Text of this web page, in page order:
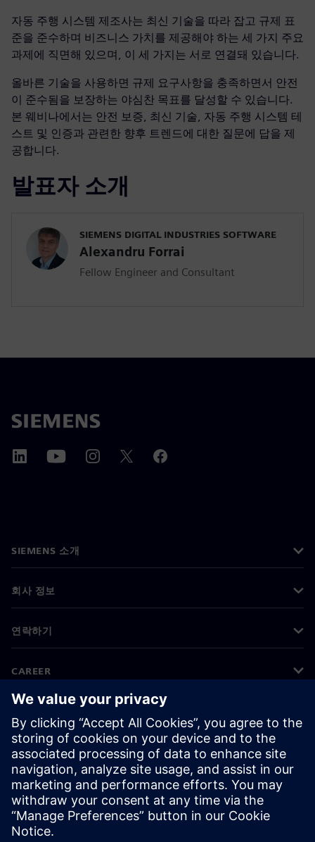
자동 주행 시스템 제조사는 최신 기술을 따라 잡고 규제 표
준을 준수하며 비즈니스 가치를 제공해야 하는 세 가지 주요
과제에 직면해 있으며, 이 세 가지는 서로 연결돼 있습니다.
올바른 기술을 사용하면 규제 요구사항을 충족하면서 안전
이 준수됨을 보장하는 야심찬 목표를 달성할 수 있습니다.
본 웨비나에서는 안전 보증, 최신 기술, 자동 주행 시스템 테
스트 및 인증과 관련한 향후 트렌드에 대한 질문에 답을 제
공합니다.
발표자 소개
SIEMENS DIGITAL INDUSTRIES SOFTWARE
Alexandru Forrai
Fellow Engineer and Consultant
SIEMENS 소개
회사 정보
연락하기
CAREER
©Siemens 2026
기업 정보
개인정보 처리방침
쿠키 정책